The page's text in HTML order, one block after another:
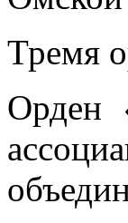
Тремя
Орден